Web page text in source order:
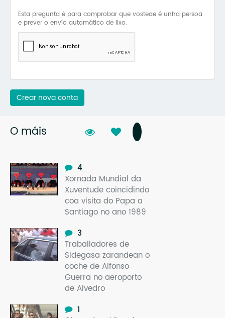
Esta pregunta é para comprobar que vostede é unha persoa
e prever o envío automático de lixo.
Crear nova conta
O máis
4
Xornada Mundial da
Xuventude coincidindo
coa visita do Papa a
Santiago no ano 1989
3
Traballadores de
Sidegasa zarandean o
coche de Alfonso
Guerra no aeroporto
de Alvedro
1